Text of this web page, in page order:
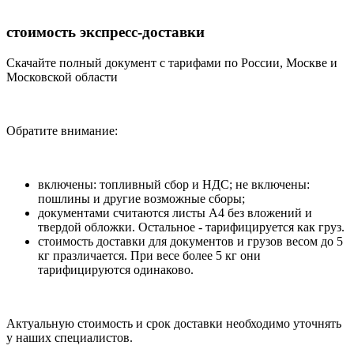
стоимость экспресс-доставки
Скачайте полный документ с тарифами по России, Москве и
Московской области
Обратите внимание:
включены: топливный сбор и НДС; не включены:
пошлины и другие возможные сборы;
документами считаются листы А4 без вложений и
твердой обложки. Остальное - тарифицируется как груз.
стоимость доставки для документов и грузов весом до 5
кг празличается. При весе более 5 кг они
тарифицируются одинаково.
Актуальную стоимость и срок доставки необходимо уточнять
у наших специалистов.